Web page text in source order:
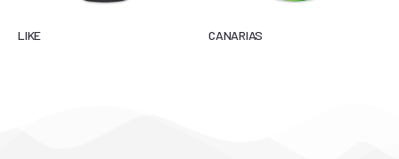
LIKE CANARIAS